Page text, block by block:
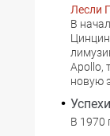
Лесли
В
Apollo,
новую
В 1970